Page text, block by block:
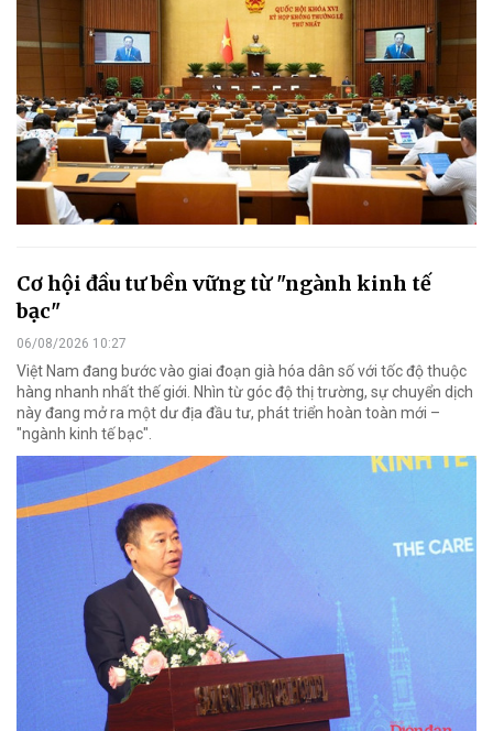
Cơ hội đầu tư bền vững từ "ngành kinh tế
bạc"
06/08/2026 10:27
Việt Nam đang bước vào giai đoạn già hóa dân số với tốc độ thuộc
hàng nhanh nhất thế giới. Nhìn từ góc độ thị trường, sự chuyển dịch
này đang mở ra một dư địa đầu tư, phát triển hoàn toàn mới –
"ngành kinh tế bạc".